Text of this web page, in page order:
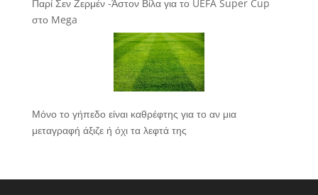
Παρί Σεν Ζερμέν -Άστον Βίλα για το UEFA Super Cup
στο Mega
Μόνο το γήπεδο είναι καθρέφτης για το αν μια
μεταγραφή άξιζε ή όχι τα λεφτά της